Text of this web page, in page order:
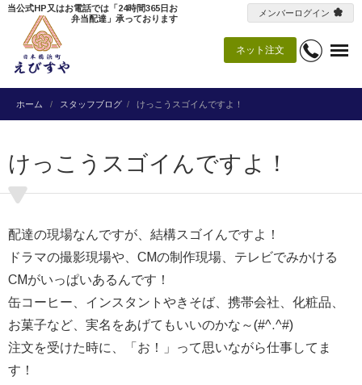
ネット注文
当公式HP又はお電話では「24時間365日お
弁当配達」承っております
メンバーログイン
ホーム スタッフブログ けっこうスゴイんですよ！
けっこうスゴイんですよ！
配達の現場なんですが、結構スゴイんですよ！
ドラマの撮影現場や、CMの制作現場、テレビでみかける
CMがいっぱいあるんです！
缶コーヒー、インスタントやきそば、携帯会社、化粧品、
お菓子など、実名をあげてもいいのかな～(#^.^#)
注文を受けた時に、「お！」って思いながら仕事してま
す！